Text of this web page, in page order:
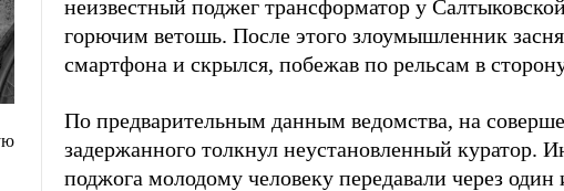
неизвестный поджег трансформатор у
горючим ветошь. После этого злоумышленник
смартфона и скрылся, побежав по рельсам в
По предварительным данным ведомства, на
задержанного толкнул неустановленный куратор.
поджога молодому человеку передавали через один